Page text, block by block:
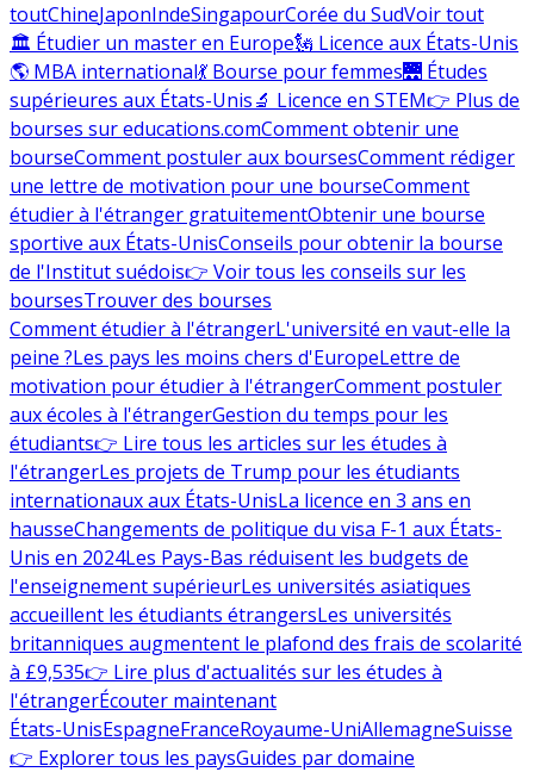
toutChineJaponIndeSingapourCorée du SudVoir tout
🏛 Étudier un master en Europe🗽 Licence aux États-Unis
🌎 MBA international💃 Bourse pour femmes🌉 Études
supérieures aux États-Unis🔬 Licence en STEM👉 Plus de
bourses sur educations.comComment obtenir une
bourseComment postuler aux boursesComment rédiger
une lettre de motivation pour une bourseComment
étudier à l'étranger gratuitementObtenir une bourse
sportive aux États-UnisConseils pour obtenir la bourse
de l'Institut suédois👉 Voir tous les conseils sur les
boursesTrouver des bourses
Comment étudier à l'étrangerL'université en vaut-elle la
peine ?Les pays les moins chers d'EuropeLettre de
motivation pour étudier à l'étrangerComment postuler
aux écoles à l'étrangerGestion du temps pour les
étudiants👉 Lire tous les articles sur les études à
l'étrangerLes projets de Trump pour les étudiants
internationaux aux États-UnisLa licence en 3 ans en
hausseChangements de politique du visa F-1 aux États-
Unis en 2024Les Pays-Bas réduisent les budgets de
l'enseignement supérieurLes universités asiatiques
accueillent les étudiants étrangersLes universités
britanniques augmentent le plafond des frais de scolarité
à £9,535👉 Lire plus d'actualités sur les études à
l'étrangerÉcouter maintenant
États-UnisEspagneFranceRoyaume-UniAllemagneSuisse
👉 Explorer tous les paysGuides par domaine